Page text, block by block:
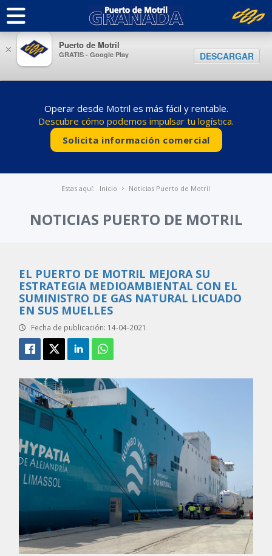
Operar desde Motril es más fácil y rentable.
Descubre cómo podemos impulsar tu logística.
Solicita información comercial
Estas aquí: Inicio Noticias Puerto de Motril
NOTICIAS PUERTO DE MOTRIL
EL PUERTO DE MOTRIL MEJORA SU
ESTRATEGIA MEDIOAMBIENTAL CON EL
SUMINISTRO DE GAS NATURAL LICUADO
EN SUS MUELLES
Fecha de publicación: 14-04-2021
× Puerto de Motril
GRATIS - Google Play DESCARGAR